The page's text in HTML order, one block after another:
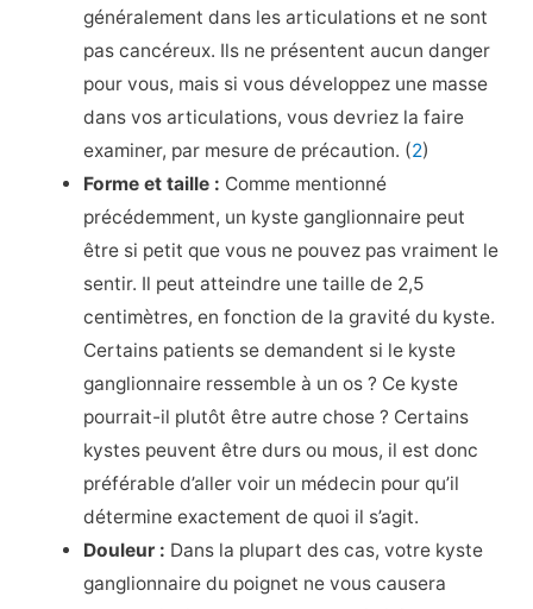
généralement dans les articulations et ne sont
pas cancéreux. Ils ne présentent aucun danger
pour vous, mais si vous développez une masse
dans vos articulations, vous devriez la faire
examiner, par mesure de précaution. (2)
Forme et taille : Comme mentionné
précédemment, un kyste ganglionnaire peut
être si petit que vous ne pouvez pas vraiment le
sentir. Il peut atteindre une taille de 2,5
centimètres, en fonction de la gravité du kyste.
Certains patients se demandent si le kyste
ganglionnaire ressemble à un os ? Ce kyste
pourrait-il plutôt être autre chose ? Certains
kystes peuvent être durs ou mous, il est donc
préférable d’aller voir un médecin pour qu’il
détermine exactement de quoi il s’agit.
Douleur : Dans la plupart des cas, votre kyste
ganglionnaire du poignet ne vous causera